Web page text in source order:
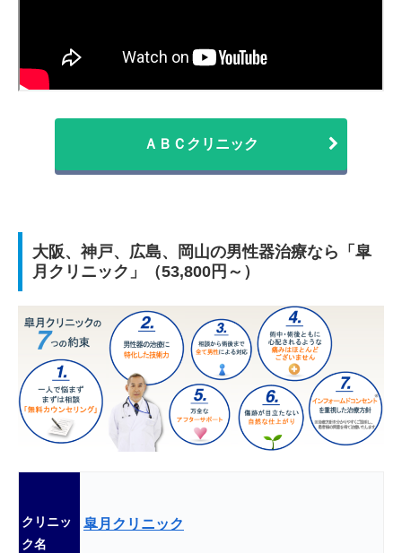
ＡＢＣクリニック
大阪、神戸、広島、岡山の男性器治療なら「皐
月クリニック」（53,800円～）
クリニッ
ク名
皐月クリニック